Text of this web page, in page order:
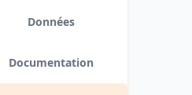
Données
Documentation